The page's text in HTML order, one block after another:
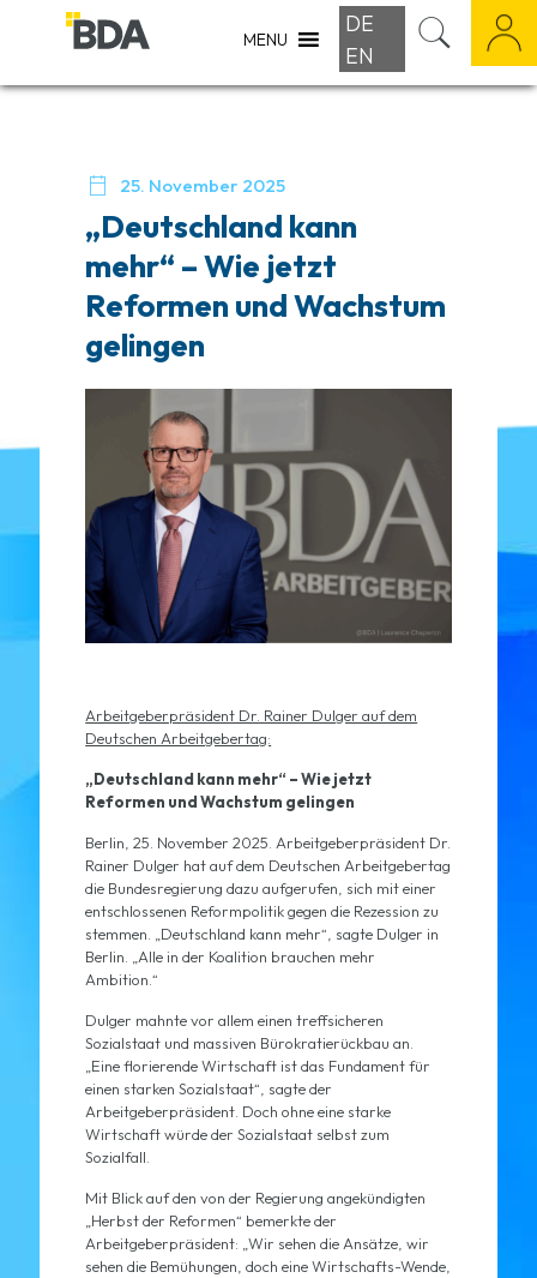
MENU
DE
EN
 25. November 2025
„Deutschland kann
mehr“ – Wie jetzt
Reformen und Wachstum
gelingen
Arbeitgeberpräsident Dr. Rainer Dulger auf dem
Deutschen Arbeitgebertag:
„Deutschland kann mehr“ – Wie jetzt
Reformen und Wachstum gelingen
Berlin, 25. November 2025. Arbeitgeberpräsident Dr.
Rainer Dulger hat auf dem Deutschen Arbeitgebertag
die Bundesregierung dazu aufgerufen, sich mit einer
entschlossenen Reformpolitik gegen die Rezession zu
stemmen. „Deutschland kann mehr“, sagte Dulger in
Berlin. „Alle in der Koalition brauchen mehr
Ambition.“
Dulger mahnte vor allem einen treffsicheren
Sozialstaat und massiven Bürokratierückbau an.
„Eine florierende Wirtschaft ist das Fundament für
einen starken Sozialstaat“, sagte der
Arbeitgeberpräsident. Doch ohne eine starke
Wirtschaft würde der Sozialstaat selbst zum
Sozialfall.
Mit Blick auf den von der Regierung angekündigten
„Herbst der Reformen“ bemerkte der
Arbeitgeberpräsident: „Wir sehen die Ansätze, wir
sehen die Bemühungen, doch eine Wirtschafts-Wende,